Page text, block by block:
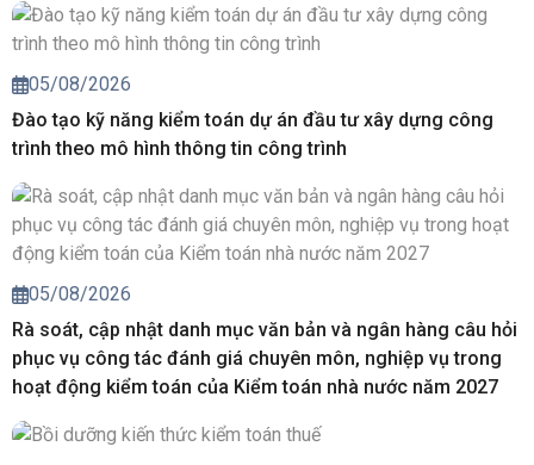
05/08/2026
Đào tạo kỹ năng kiểm toán dự án đầu tư xây dựng công
trình theo mô hình thông tin công trình
05/08/2026
Rà soát, cập nhật danh mục văn bản và ngân hàng câu hỏi
phục vụ công tác đánh giá chuyên môn, nghiệp vụ trong
hoạt động kiểm toán của Kiểm toán nhà nước năm 2027